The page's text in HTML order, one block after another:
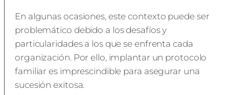
En algunas ocasiones, este contexto puede ser
problemático debido a los desafíos y
particularidades a los que se enfrenta cada
organización. Por ello, implantar un protocolo
familiar es imprescindible para asegurar una
sucesión exitosa.